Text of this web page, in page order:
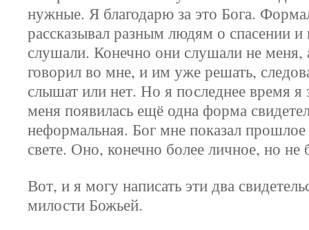
нужные. Я благодарю за это Бога.
рассказывал разным людям о спасении и
слушали. Конечно они слушали не меня,
говорил во мне, и им уже решать,
слышат или нет. Но я последнее время я
меня появилась ещё одна форма
неформальная. Бог мне показал
свете. Оно, конечно более личное, но не
Вот, и я могу написать эти два
милости Божьей.